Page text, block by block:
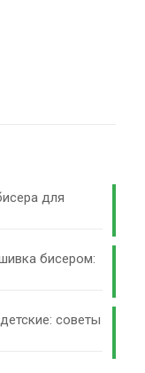
для
бисером:
советы